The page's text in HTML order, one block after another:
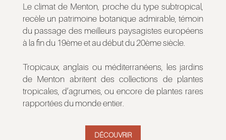
Le climat de Menton, proche du type subtropical,
recèle un patrimoine botanique admirable, témoin
du passage des meilleurs paysagistes européens
à la fin du 19ème et au début du 20ème siècle.
Tropicaux, anglais ou méditerranéens, les jardins
de Menton abritent des collections de plantes
tropicales, d’agrumes, ou encore de plantes rares
rapportées du monde entier.
DÉCOUVRIR